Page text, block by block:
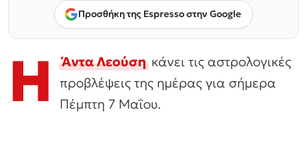
Προσθήκη της Espresso στην Google
Η Άντα Λεούσηκάνει τις αστρολογικές
προβλέψεις της ημέρας για σήμερα
Πέμπτη 7 Μαΐου.